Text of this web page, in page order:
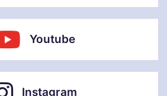
Youtube
Instagram